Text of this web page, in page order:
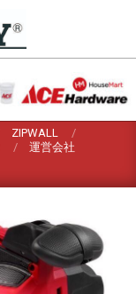
ZIPWALL
運営会社